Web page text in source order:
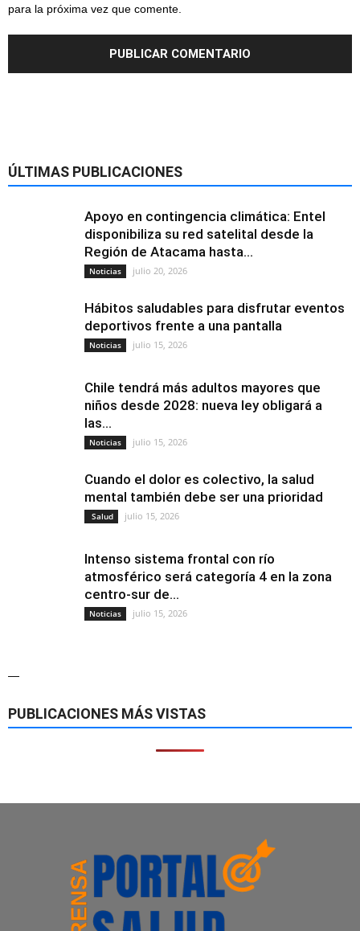
para la próxima vez que comente.
ÚLTIMAS PUBLICACIONES
Apoyo en contingencia climática: Entel
disponibiliza su red satelital desde la
Región de Atacama hasta...
Noticias julio 20, 2026
Hábitos saludables para disfrutar eventos
deportivos frente a una pantalla
Noticias julio 15, 2026
Chile tendrá más adultos mayores que
niños desde 2028: nueva ley obligará a
las...
Noticias julio 15, 2026
Cuando el dolor es colectivo, la salud
mental también debe ser una prioridad
Salud julio 15, 2026
Intenso sistema frontal con río
atmosférico será categoría 4 en la zona
centro-sur de...
Noticias julio 15, 2026
—
PUBLICACIONES MÁS VISTAS